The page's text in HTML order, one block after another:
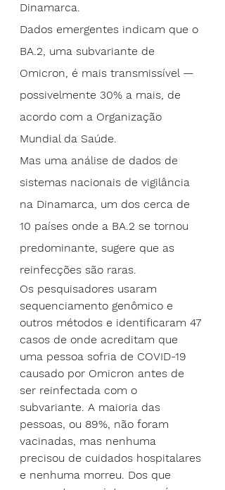
Dinamarca.
Dados emergentes indicam que o
BA.2, uma subvariante de
Omicron, é mais transmissível —
possivelmente 30% a mais, de
acordo com a Organização
Mundial da Saúde.
Mas uma análise de dados de
sistemas nacionais de vigilância
na Dinamarca, um dos cerca de
10 países onde a BA.2 se tornou
predominante, sugere que as
reinfecções são raras.
Os pesquisadores usaram
sequenciamento genômico e
outros métodos e identificaram 47
casos de onde acreditam que
uma pessoa sofria de COVID-19
causado por Omicron antes de
ser reinfectada com o
subvariante. A maioria das
pessoas, ou 89%, não foram
vacinadas, mas nenhuma
precisou de cuidados hospitalares
e nenhuma morreu. Dos que